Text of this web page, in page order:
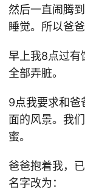
然后一直闹腾
睡觉。所以爸
早上我8点过有
全部弄脏。
9点我要求和爸
面的风景。我
蜜。
爸爸抱着我，
名字改为：